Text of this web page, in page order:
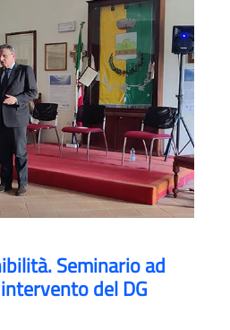
Seminario ad
del DG